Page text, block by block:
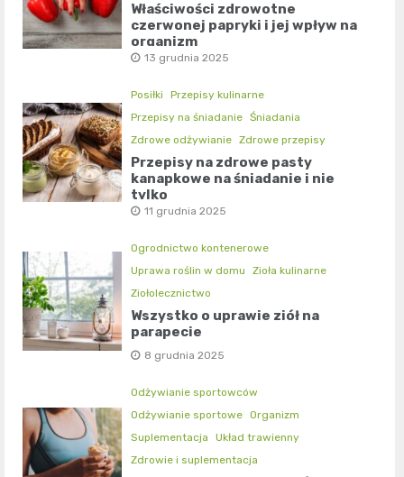
Właściwości zdrowotne
czerwonej papryki i jej wpływ na
organizm
13 grudnia 2025
Posiłki
Przepisy kulinarne
Przepisy na śniadanie Śniadania
Zdrowe odżywianie Zdrowe przepisy
Przepisy na zdrowe pasty
kanapkowe na śniadanie i nie
tylko
11 grudnia 2025
Ogrodnictwo kontenerowe
Uprawa roślin w domu
Zioła kulinarne
Ziołolecznictwo
Wszystko o uprawie ziół na
parapecie
8 grudnia 2025
Odżywianie sportowców
Odżywianie sportowe Organizm
Suplementacja
Układ trawienny
Zdrowie i suplementacja